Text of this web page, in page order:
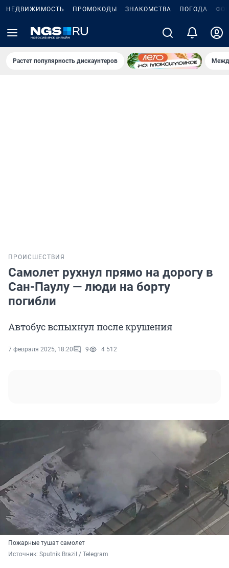
НЕДВИЖИМОСТЬ ПРОМОКОДЫ ЗНАКОМСТВА ПОГОДА
Растет популярность дискаунтеров
ПРОИСШЕСТВИЯ
Самолет рухнул прямо на дорогу в
Сан-Паулу — люди на борту
погибли
Автобус вспыхнул после крушения
7 февраля 2025, 18:20 9 4 512
Пожарные тушат самолет
Источник: Sputnik Brazil / Telegram